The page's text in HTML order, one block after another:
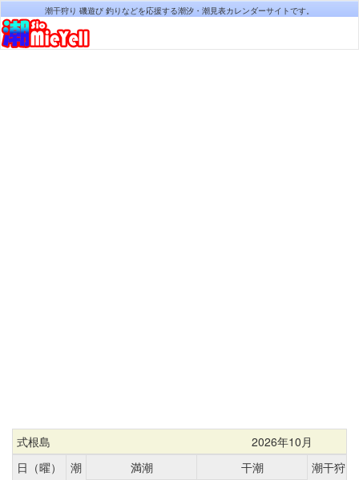
潮干狩り 磯遊び 釣りなどを応援する潮汐・潮見表カレンダーサイトです。
式根島
2026年10月
日（曜）
潮 満潮 干潮 潮干狩